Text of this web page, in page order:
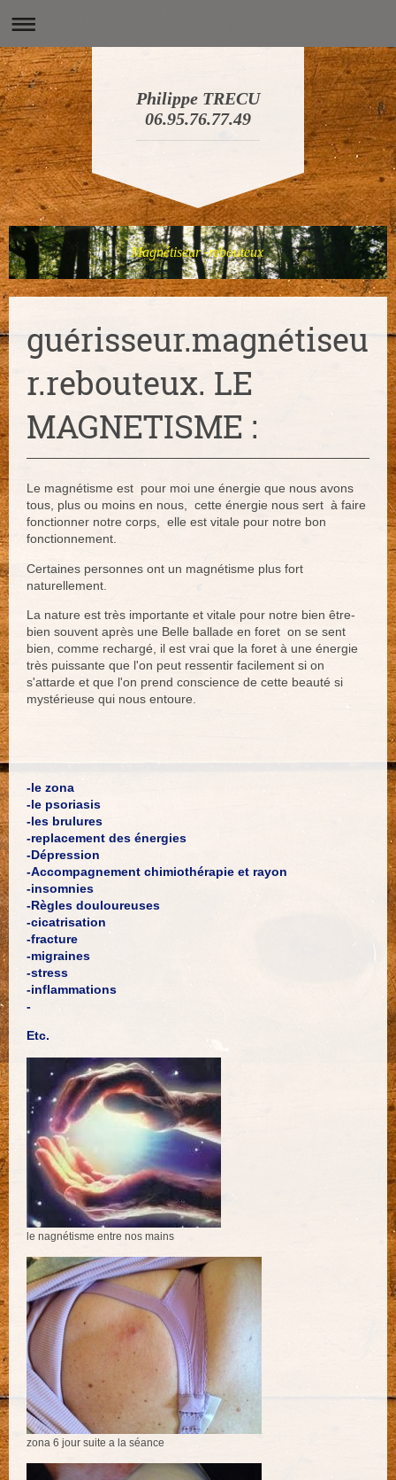
Philippe TRECU
06.95.76.77.49
Magnétiseur -rebouteux
guérisseur.magnétiseu
r.rebouteux. LE
MAGNETISME :
Le magnétisme est pour moi une énergie que nous avons
tous, plus ou moins en nous, cette énergie nous sert à faire
fonctionner notre corps, elle est vitale pour notre bon
fonctionnement.
Certaines personnes ont un magnétisme plus fort
naturellement.
La nature est très importante et vitale pour notre bien être-
bien souvent après une Belle ballade en foret on se sent
bien, comme rechargé, il est vrai que la foret à une énergie
très puissante que l'on peut ressentir facilement si on
s'attarde et que l'on prend conscience de cette beauté si
mystérieuse qui nous entoure.
-le zona
-le psoriasis
-les brulures
-replacement des énergies
-Dépression
-Accompagnement chimiothérapie et rayon
-insomnies
-Règles douloureuses
-cicatrisation
-fracture
-migraines
-stress
-inflammations
-
Etc.
le nagnétisme entre nos mains
zona 6 jour suite a la séance